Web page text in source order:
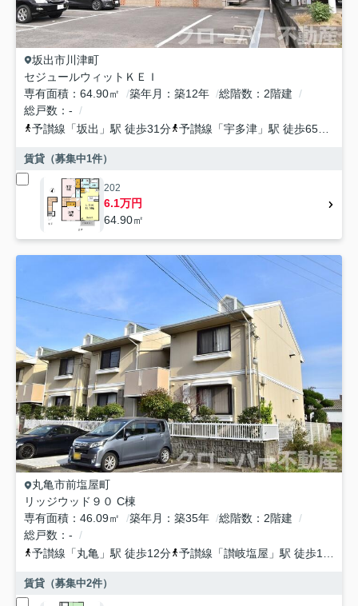
坂出市川津町
セジュールウィットＫＥＩ
専有面積
64.90㎡ 築年月 築12年 総階数
2階建
総戸数
-
予讃線 「坂出 」駅 徒歩31分 予讃線 「宇多津 」駅 徒歩65分
賃貸（募集中1件）
202
6.1万円
64.90㎡
丸亀市前塩屋町
リッジウッド９０ C棟
専有面積
46.09㎡ 築年月 築35年 総階数
2階建
総戸数
-
予讃線 「丸亀 」駅 徒歩12分 予讃線 「讃岐塩屋 」駅 徒歩14分
賃貸（募集中2件）